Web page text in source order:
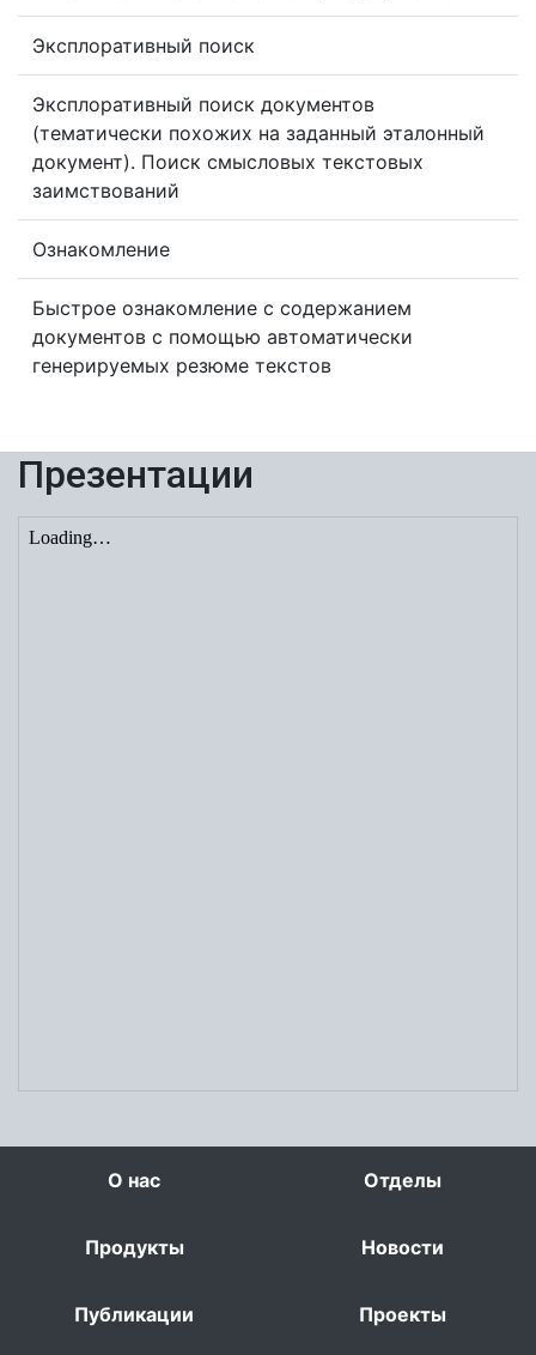
Эксплоративный поиск
Эксплоративный поиск документов
(тематически похожих на заданный эталонный
документ). Поиск смысловых текстовых
заимствований
Ознакомление
Быстрое ознакомление с содержанием
документов с помощью автоматически
генерируемых резюме текстов
Презентации
О нас Отделы
Продукты Новости
Публикации Проекты